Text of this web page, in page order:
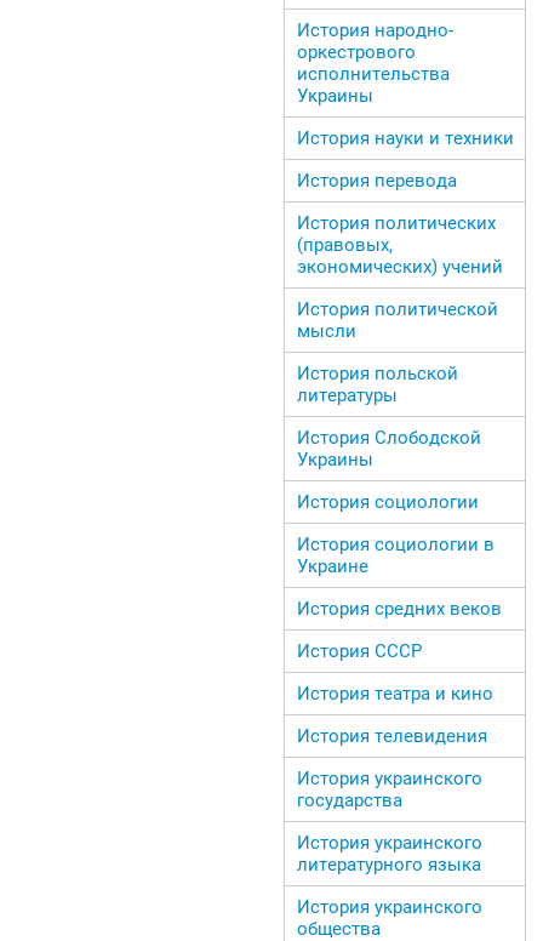
История народно-
оркестрового
исполнительства
Украины
История науки и техники
История перевода
История политических
(правовых,
экономических) учений
История политической
мысли
История польской
литературы
История Слободской
Украины
История социологии
История социологии в
Украине
История средних веков
История СССР
История театра и кино
История телевидения
История украинского
государства
История украинского
литературного языка
История украинского
общества